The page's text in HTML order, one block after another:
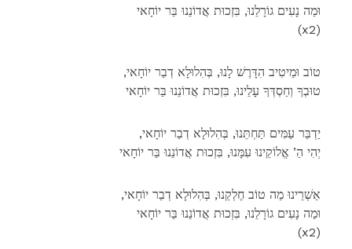
וּמַה נָעִים גוֹרָלֵנוּ, בִּזְכוּת אֲדוֹנֵנוּ בַּר יוֹחָאי
(x2)
,טוֹב וּמֵיטִיב הִדָּרֶשׁ לָנוּ, בְּהִלוּלָא דְבַר יוֹחָאי
טוּבְךָ וְחַסְדְּךָ עָלֵינוּ, בִּזְכוּת אֲדוֹנֵנוּ בַּר יוֹחָאי
,יַדְבֵּר עַמִּים תַּחְתֵּנוּ, בְּהִלוּלָא דְבַר יוֹחָאי
יְהִי הַ’ אֱלוֹקֵינוּ עִמָּנוּ, בִּזְכוּת אֲדוֹנֵנוּ בַּר יוֹחָאי
,אַשְׁרֵינוּ מַה טוֹב חֶלְקֵנוּ, בְּהִלוּלָא דְבַר יוֹחָאי
וּמַה נָעִים גוֹרָלֵנוּ, בִּזְכוּת אֲדוֹנֵנוּ בַּר יוֹחָאי
(x2)